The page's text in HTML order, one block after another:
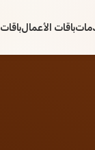
باقات الأعمال